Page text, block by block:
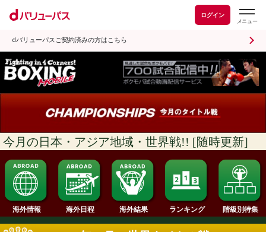
ログイン
dバリューパスご契約済みの方はこちら
の日本・アジア地域・世界戦!! [随時更